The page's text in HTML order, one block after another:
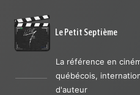
Le Petit Septième
La référence en
québécois,
d'auteur